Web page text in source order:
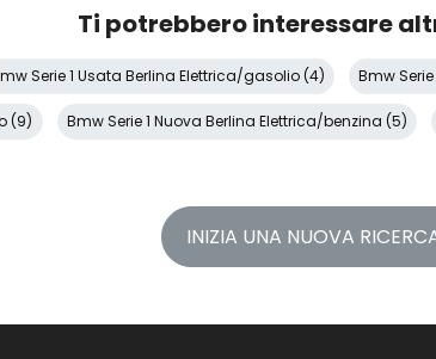
Ti potrebbero interessare
Serie 1 Usata Berlina Elettrica/gasolio (4) Bmw
(9) Bmw Serie 1 Nuova Berlina Elettrica/benzina (5)
INIZIA UNA NUOVA